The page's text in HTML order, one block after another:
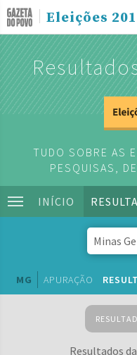
Eleições
TUDO SOBRE AS
PESQUISAS,
INÍCIO
MG APURAÇÃO
Resultados